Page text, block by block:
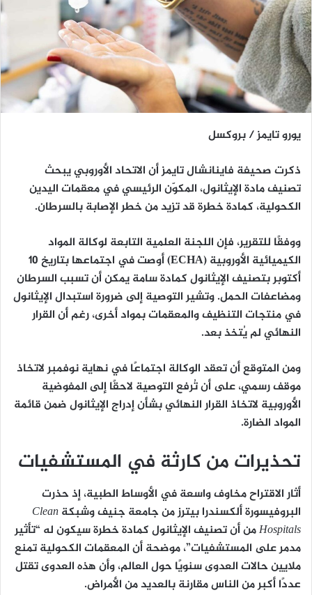
يورو تايمز / بروكسل
ذكرت صحيفة فاينانشال تايمزأن الاتحاد الأوروبييبحث
تصنيف مادة الإيثانول، المكوّن الرئيسي في معقمات اليدين
الكحولية، كمادة خطرة قد تزيد من خطر الإصابة بالسرطان.
ووفقًا للتقرير، فإناللجنة العلمية التابعة لوكالة المواد
الكيميائية الأوروبية (ECHA)
أوصت في اجتماعها بتاريخ10
أكتوبربتصنيف الإيثانول كمادة سامة يمكن أن تسببالسرطان
ومضاعفات الحمل. وتشير التوصية إلى ضرورةاستبدال الإيثانول
في منتجات التنظيف والمعقماتبمواد أخرى، رغم أن القرار
النهائي لم يُتخذ بعد.
ومن المتوقع أنتعقد الوكالة اجتماعًا في نهاية نوفمبرلاتخاذ
موقف رسمي، على أن تُرفع التوصية لاحقًا إلىالمفوضية
الأوروبية لاتخاذ القرار النهائي بشأن إدراج الإيثانول ضمن قائمة
المواد الضارة.
تحذيرات من كارثة في المستشفيات
أثار الاقتراحمخاوف واسعة في الأوساط الطبية، إذ حذرت
البروفيسورةألكسندرا بيترزمن جامعة جنيف وشبكةClean
Hospitalsمن أن تصنيف الإيثانول كمادة خطرة سيكون له “تأثير
مدمر على المستشفيات”، موضحة أنالمعقمات الكحولية تمنع
ملايين حالات العدوى سنويًا حول العالم، وأنهذه العدوى تقتل
عددًا أكبر من الناس مقارنة بالعديد من الأمراض.